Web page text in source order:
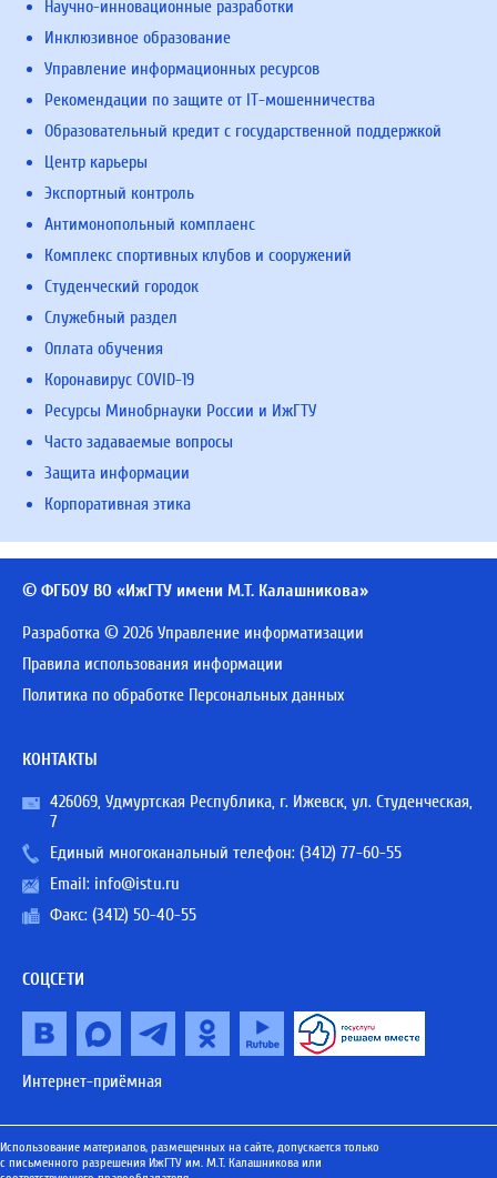
Научно-инновационные разработки
Инклюзивное образование
Управление информационных ресурсов
Рекомендации по защите от IT-мошенничества
Образовательный кредит с государственной поддержкой
Центр карьеры
Экспортный контроль
Антимонопольный комплаенс
Комплекс спортивных клубов и сооружений
Студенческий городок
Служебный раздел
Оплата обучения
Коронавирус COVID-19
Ресурсы Минобрнауки России и ИжГТУ
Часто задаваемые вопросы
Защита информации
Корпоративная этика
© ФГБОУ ВО «ИжГТУ имени М.Т. Калашникова»
Разработка © 2026 Управление информатизации
Правила использования информации
Политика по обработке Персональных данных
КОНТАКТЫ
426069, Удмуртская Республика, г. Ижевск, ул. Студенческая,
7
Единый многоканальный телефон: (3412) 77-60-55
Email: info@istu.ru
Факс: (3412) 50-40-55
СОЦСЕТИ
Интернет-приёмная
Использование материалов, размещенных на сайте, допускается только
с письменного разрешения ИжГТУ им. М.Т. Калашникова или